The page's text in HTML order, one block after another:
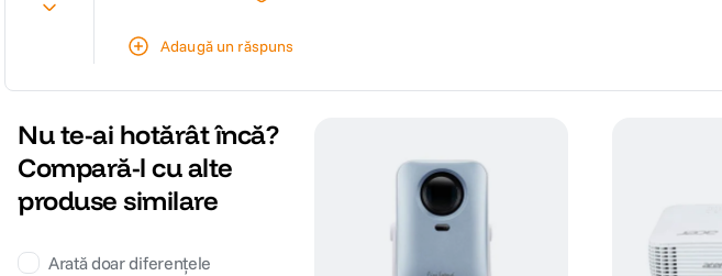
Adaugă un răspuns
Nu te-ai hotărât încă?
Compară-l cu alte
produse similare
Arată doar diferențele